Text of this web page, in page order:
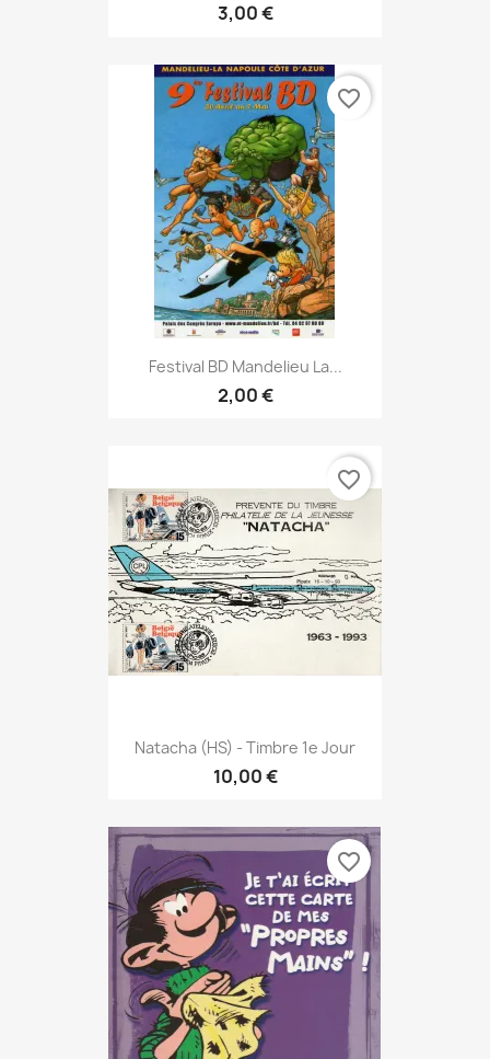
3,00 €
Festival BD Mandelieu La...
2,00 €
favorite_border
Natacha (HS) - Timbre 1e Jour
10,00 €
favorite_border
favorite_border